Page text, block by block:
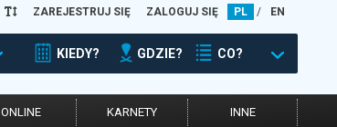
ZAREJESTRUJ SIĘ ZALOGUJ SIĘ PL / EN
KIEDY? GDZIE? CO?
ONLINE KARNETY INNE